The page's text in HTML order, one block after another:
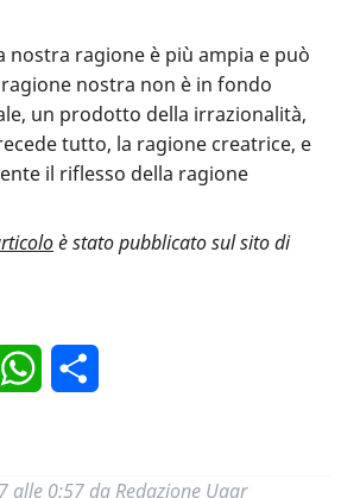
nostra ragione è più ampia e può
nostra non è in fondo
un prodotto della irrazionalità,
tutto, la ragione creatrice, e
il riflesso della ragione
è stato pubblicato sul sito di
WhatsApp
alle 0:57 da Redazione Uaar